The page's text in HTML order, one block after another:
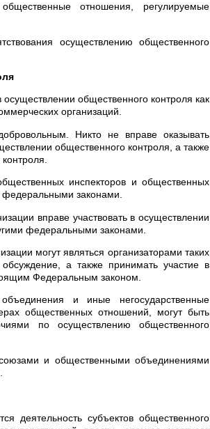
отношения, регулируемые
осуществлению общественного
общественного контроля как
организаций.
Никто не вправе оказывать
общественного контроля, а также
инспекторов и общественных
федеральными законами.
вправе участвовать в осуществлении
федеральными законами.
могут являться организаторами таких
а также принимать участие в
Федеральным законом.
и иные негосударственные
общественных отношений, могут быть
по осуществлению общественного
и общественными объединениями
деятельность субъектов общественного